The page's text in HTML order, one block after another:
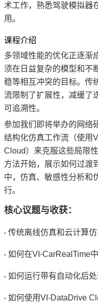
术工作，熟悉驾驶模拟器
用。
课程介绍
多领域性能的优化正逐渐
须在日益复杂的模型和不
稳等相互冲突的目标。传
流限制了扩展性，减缓了
可追溯性。
参加我们即将举办的网络
结构化仿真工作流（使用
Cloud）来克服这些局限
方法开始，展示如何过渡
中，仿真、敏感性分析和
行。
核心议题与收获：
· 传统离线仿真和云计算
· 如何在VI-CarRealTime
· 如何运行带有自动化后
· 如何使用VI-DataDrive